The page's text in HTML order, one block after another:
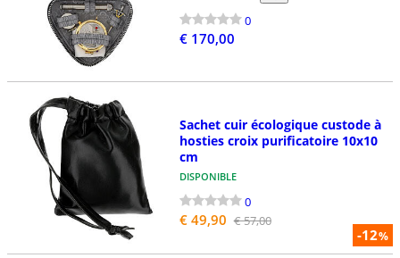
0
€ 170,00
-12%
Sachet cuir écologique custode à
hosties croix purificatoire 10x10
cm
DISPONIBLE
0
€ 49,90 € 57,00